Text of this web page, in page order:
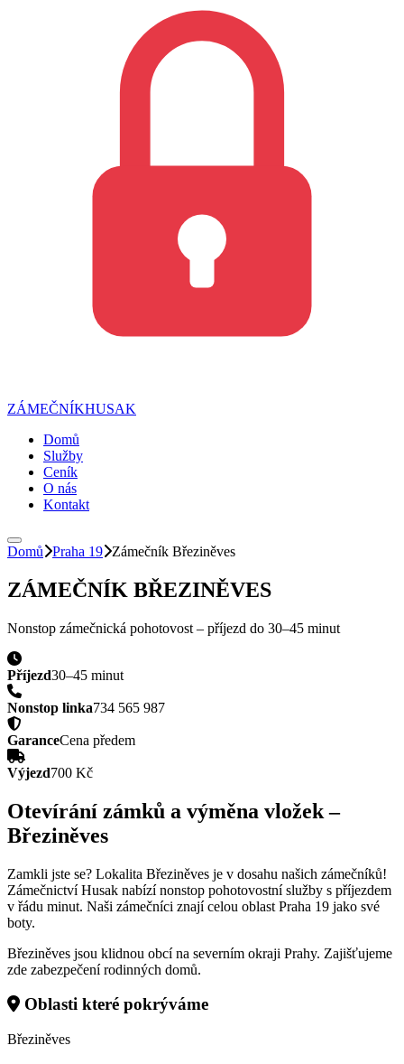
ZÁMEČNÍKHUSAK
Domů
Služby
Ceník
O nás
Kontakt
Domů Praha 19 Zámečník Březiněves
ZÁMEČNÍK BŘEZINĚVES
Nonstop zámečnická pohotovost – příjezd do 30–45 minut
Příjezd30–45 minut
Nonstop linka734 565 987
GaranceCena předem
Výjezd700 Kč
Otevírání zámků a výměna vložek –
Březiněves
Zamkli jste se? Lokalita Březiněves je v dosahu našich zámečníků!
Zámečnictví Husak nabízí nonstop pohotovostní služby s příjezdem
v řádu minut. Naši zámečníci znají celou oblast Praha 19 jako své
boty.
Březiněves jsou klidnou obcí na severním okraji Prahy. Zajišťujeme
zde zabezpečení rodinných domů.
Oblasti které pokrýváme
Březiněves